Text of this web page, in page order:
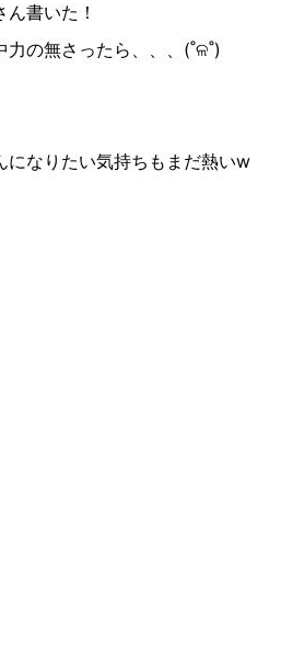
書いた！
の無さったら、、、 (˚ଳ˚)
なりたい気持ちもまだ熱いw